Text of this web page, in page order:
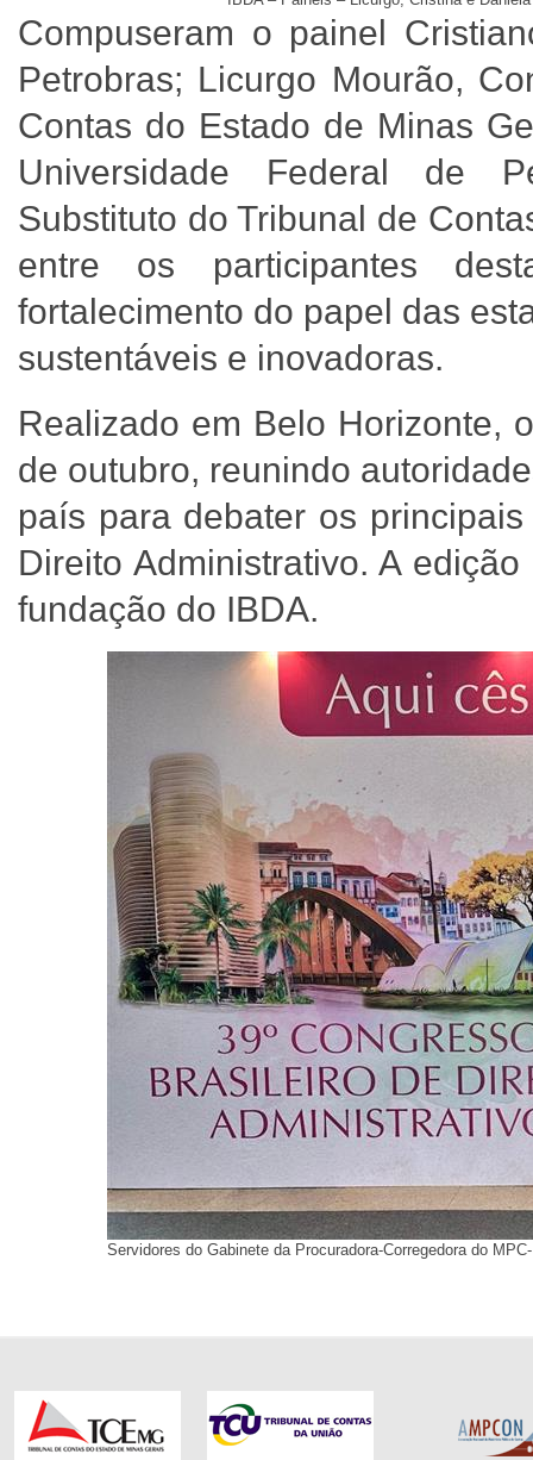
Compuseram o painel
Petrobras; Licurgo Mourão,
Contas do Estado de Minas
Universidade Federal de
Substituto do Tribunal de
entre os participantes
fortalecimento do papel das
sustentáveis e inovadoras.
Realizado em Belo Horizonte,
de outubro, reunindo
país para debater os
Direito Administrativo. A
fundação do IBDA.
Servidores do Gabinete da Procuradora-Corregedora do